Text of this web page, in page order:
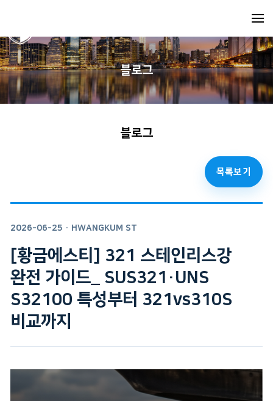
블로그
블로그
목록보기
2026-06-25 · HWANGKUM ST
[황금에스티] 321 스테인리스강
완전 가이드_ SUS321·UNS
S32100 특성부터 321vs310S
비교까지